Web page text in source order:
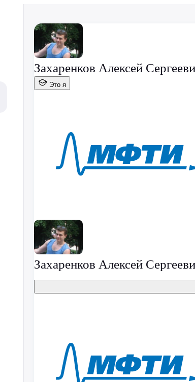
Захаренков Алексей
Это я
Захаренков Алексей